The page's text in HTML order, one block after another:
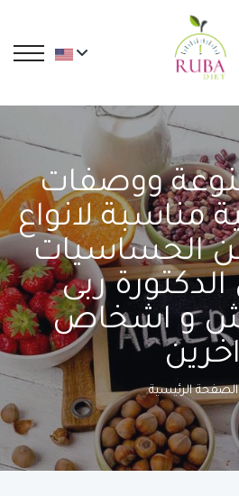
ووصفات
لانواع
الحساسيات
ربى
و اشخاص
اخرين
الصفحة الرئيسية